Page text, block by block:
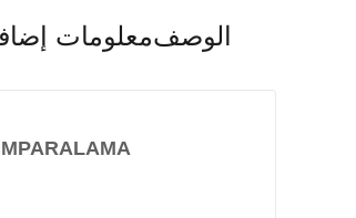
الوصفمعلومات